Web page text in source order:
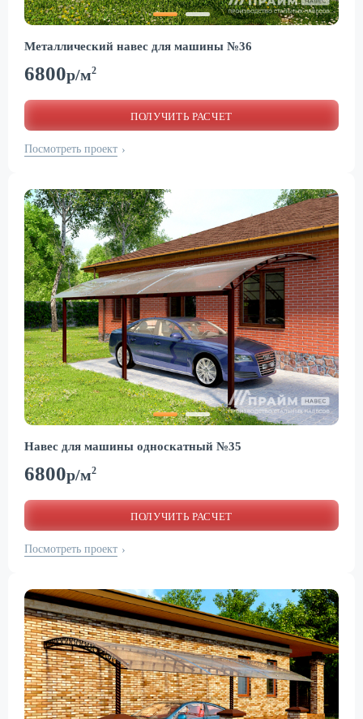
Металлический навес для машины №36
6800р/м2
ПОЛУЧИТЬ РАСЧЕТ
Посмотреть проект ›
Навес для машины односкатный №35
6800р/м2
ПОЛУЧИТЬ РАСЧЕТ
Посмотреть проект ›